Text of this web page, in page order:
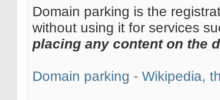
Domain parking is the
without using it for services
placing any content on the
Domain parking - Wikipedia,